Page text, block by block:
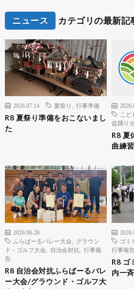
ニュース カテゴリの最新記
2026.07.14 夏祭り 行事準備
R8 夏祭り準備をおこないまし
た
こど
盆踊り
R8 夏
曲練
2026.06.28
ふらばーるバレー大会
グラウン
ド・ゴルフ大会
自治会対抗
行事報
告
R8 自治会対抗ふらばーるバレ
ー大会/グラウンド・ゴルフ大
ゴミ
行事報
R8 ゴ
内一